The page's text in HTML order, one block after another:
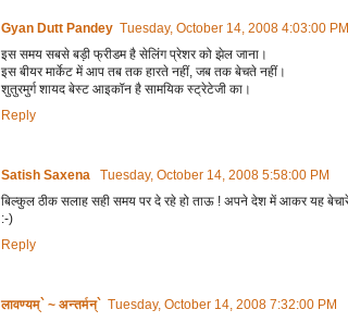
Gyan Dutt Pandey Tuesday, October 14, 2008 4:03:00 PM
इस समय सबसे बड़ी फ्रीडम है सेलिंग प्रेशर को झेल जाना।
इस बीयर मार्केट में आप तब तक हारते नहीं, जब तक बेचते नहीं।
शुतुरमुर्ग शायद बेस्ट आइकॉन है सामयिक स्ट्रेटेजी का।
Reply
Satish Saxena
Tuesday, October 14, 2008 5:58:00 PM
बिल्कुल ठीक सलाह सही समय पर दे रहे हो ताऊ ! अपने देश में आकर यह बेचारे
:-)
Reply
लावण्यम्` ~ अन्तर्मन्` Tuesday, October 14, 2008 7:32:00 PM